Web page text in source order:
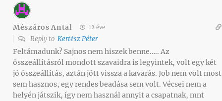
Mészáros Antal 12 éve
Reply to Kertész Péter
Feltámadunk? Sajnos nem hiszek benne….. Az
összeállításról mondott szavaidra is legyintek, volt egy két
jó összeállítás, aztán jött vissza a kavarás. Job nem volt most
sem hasznos, egy rendes beadása sem volt. Vécsei nem a
helyén játszik, így nem használ annyit a csapatnak, mnt